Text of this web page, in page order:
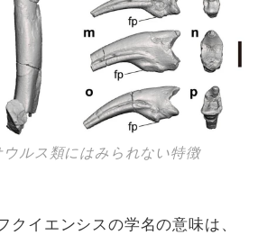
ルス類にはみられない特徴
クイエンシスの学名の意味は、